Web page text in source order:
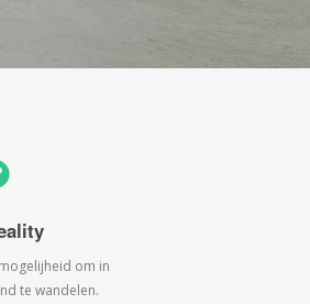
om in
te wandelen.